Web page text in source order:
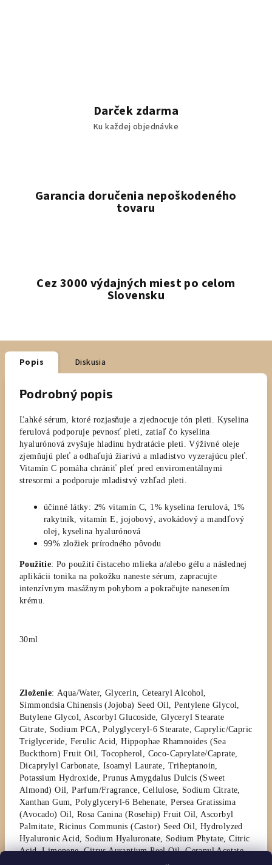
Darček zdarma
Ku každej objednávke
Garancia doručenia nepoškodeného
tovaru
Cez 3000 výdajných miest po celom
Slovensku
Popis Diskusia
Podrobný popis
Ľahké sérum, ktoré rozjasňuje a zjednocuje tón pleti. Kyselina
ferulová podporuje pevnosť pleti, zatiaľ čo kyselina
hyalurónová zvyšuje hladinu hydratácie pleti. Výživné oleje
zjemňujú pleť a odhaľujú žiarivú a mladistvo vyzerajúcu pleť.
Vitamín C pomáha chrániť pleť pred enviromentálnymi
stresormi a podporuje mladistvý vzhľad pleti.
účinné látky: 2% vitamín C, 1% kyselina ferulová, 1%
rakytník, vitamín E, jojobový, avokádový a mandľový
olej, kyselina hyalurónová
99% zložiek prírodného pôvodu
Použitie:Po použití čistaceho mlieka a/alebo gélu a následnej
aplikácii tonika na pokožku naneste sérum, zapracujte
intenzívnym masážnym pohybom a pokračujte nanesením
krému.
30ml
Zloženie:Aqua/Water, Glycerin, Cetearyl Alcohol,
Simmondsia Chinensis (Jojoba) Seed Oil, Pentylene Glycol,
Butylene Glycol, Ascorbyl Glucoside, Glyceryl Stearate
Citrate, Sodium PCA, Polyglyceryl-6 Stearate, Caprylic/Capric
Triglyceride, Ferulic Acid, Hippophae Rhamnoides (Sea
Buckthorn) Fruit Oil, Tocopherol, Coco-Caprylate/Caprate,
Dicaprylyl Carbonate, Isoamyl Laurate, Triheptanoin,
Potassium Hydroxide, Prunus Amygdalus Dulcis (Sweet
Almond) Oil, Parfum/Fragrance, Cellulose, Sodium Citrate,
Xanthan Gum, Polyglyceryl-6 Behenate, Persea Gratissima
(Avocado) Oil, Rosa Canina (Rosehip) Fruit Oil, Ascorbyl
Palmitate, Ricinus Communis (Castor) Seed Oil, Hydrolyzed
Hyaluronic Acid, Sodium Hyaluronate, Sodium Phytate, Citric
Acid, Limonene, Citrus Aurantium Peel Oil, Geranyl Acetate,
Citrus Limon Peel Oil, Linalool, Pinene, Geraniol,